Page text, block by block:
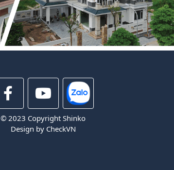
© 2023 Copyright Shinko
Design by CheckVN